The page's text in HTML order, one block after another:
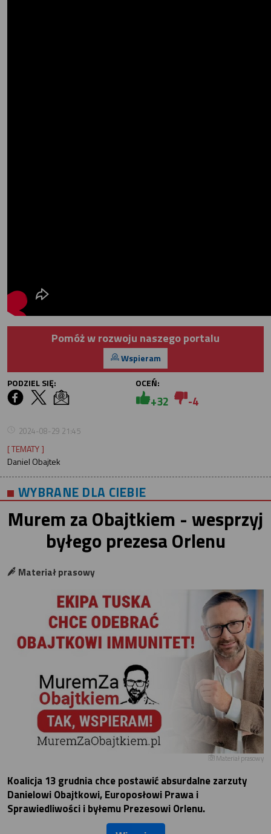
Pomóż w rozwoju naszego portalu
Wspieram
PODZIEL SIĘ:
OCEŃ:
+32 -4
2024-08-29 21:45
[ TEMATY ]
Daniel Obajtek
WYBRANE DLA CIEBIE
Murem za Obajtkiem - wesprzyj
byłego prezesa Orlenu
Materiał prasowy
Materiał prasowy
Koalicja 13 grudnia chce postawić absurdalne zarzuty
Danielowi Obajtkowi, Europosłowi Prawa i
Sprawiedliwości i byłemu Prezesowi Orlenu.